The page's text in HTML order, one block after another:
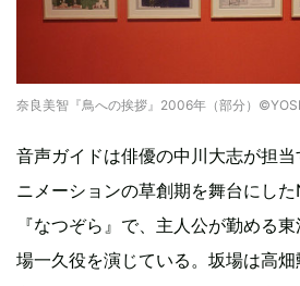
奈良美智『鳥への挨拶』2006年（部分）
音声ガイドは俳優の中川大志が担
ニメーションの草創期を舞台にし
『なつぞら』で、主人公が勤める
場一久役を演じている。坂場は高